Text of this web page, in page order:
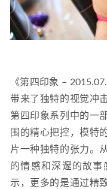
《第四印象 –
带来了独特的视觉冲
第四印象系列中的一
围的精心把控，模特
片一种独特的张力。
的情感和深邃的故
示，更多的是通过精